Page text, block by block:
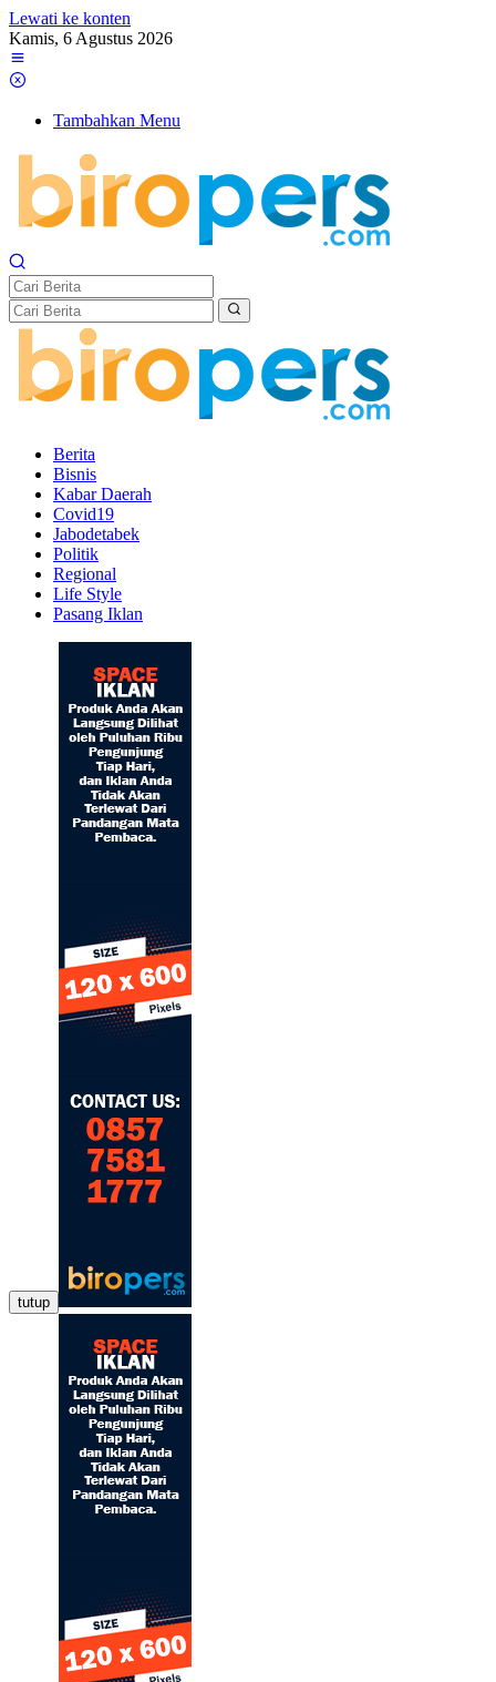
Lewati ke konten
Kamis, 6 Agustus 2026
Tambahkan Menu
Berita
Bisnis
Kabar Daerah
Covid19
Jabodetabek
Politik
Regional
Life Style
Pasang Iklan
tutup